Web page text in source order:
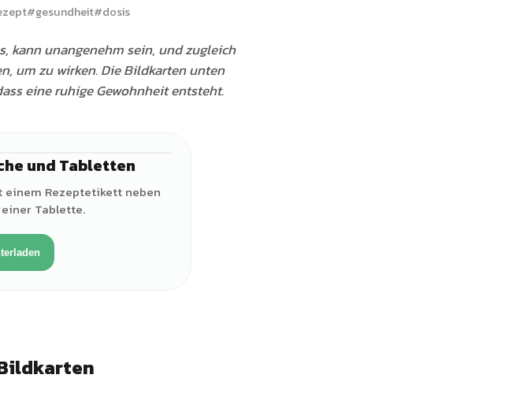
#gesundheit#dosis
kann unangenehm sein, und zugleich
um zu wirken. Die Bildkarten unten
eine ruhige Gewohnheit entsteht.
und Tabletten
einem Rezeptetikett neben
Tablette.